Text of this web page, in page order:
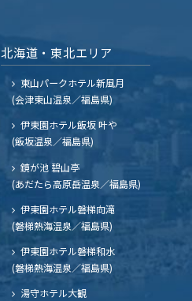
北海道・東北エリア
東山パークホテル新風月
(会津東山温泉／福島県)
伊東園ホテル飯坂 叶や
(飯坂温泉／福島県)
鏡が池 碧山亭
(あだたら高原岳温泉／福島県)
伊東園ホテル磐梯向滝
(磐梯熱海温泉／福島県)
伊東園ホテル磐梯和水
(磐梯熱海温泉／福島県)
湯守ホテル大観